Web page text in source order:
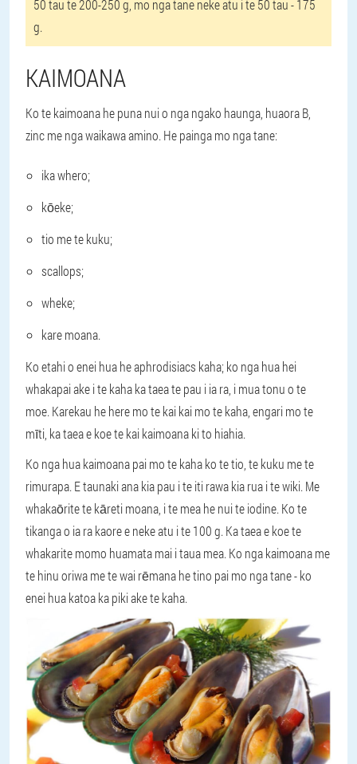
50 tau te 200-250 g, mo nga tane neke atu i te 50 tau - 175
g.
KAIMOANA
Ko te kaimoana he puna nui o nga ngako haunga, huaora B,
zinc me nga waikawa amino. He painga mo nga tane:
ika whero;
kōeke;
tio me te kuku;
scallops;
wheke;
kare moana.
Ko etahi o enei hua he aphrodisiacs kaha; ko nga hua hei
whakapai ake i te kaha ka taea te pau i ia ra, i mua tonu o te
moe. Karekau he here mo te kai kai mo te kaha, engari mo te
mīti, ka taea e koe te kai kaimoana ki to hiahia.
Ko nga hua kaimoana pai mo te kaha ko te tio, te kuku me te
rimurapa. E taunaki ana kia pau i te iti rawa kia rua i te wiki. Me
whakaōrite te kāreti moana, i te mea he nui te iodine. Ko te
tikanga o ia ra kaore e neke atu i te 100 g. Ka taea e koe te
whakarite momo huamata mai i taua mea. Ko nga kaimoana me
te hinu oriwa me te wai rēmana he tino pai mo nga tane - ko
enei hua katoa ka piki ake te kaha.